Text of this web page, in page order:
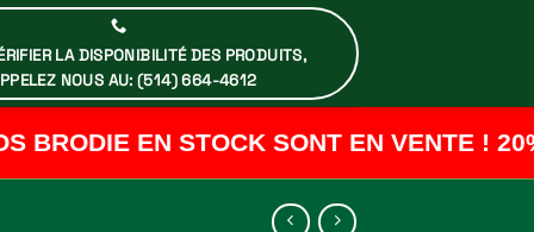
LA DISPONIBILITÉ DES PRODUITS,
NOUS AU: (514) 664-4612
BRODIE EN STOCK SONT EN VENTE !